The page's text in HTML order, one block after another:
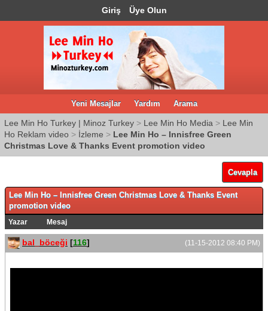
Giriş Üye Olun
Yeni Mesajlar Yardım Arama
Lee Min Ho Turkey | Minoz Turkey > Lee Min Ho Media > Lee Min
Ho Reklam video > İzleme > Lee Min Ho – Innisfree Green
Christmas Love & Thanks Event promotion video
Cevapla
Lee Min Ho – Innisfree Green Christmas Love & Thanks Event
promotion video
Yazar Mesaj
(11-15-2012 08:40 PM)
bal_böceği [116]